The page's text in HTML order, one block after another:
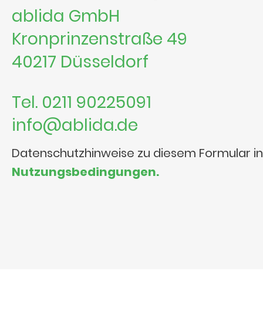
ablida GmbH
Kronprinzenstraße 49
40217 Düsseldorf
Tel. 0211 90225091
info@ablida.de
Datenschutzhinweise zu diesem Formular
Nutzungsbedingungen.